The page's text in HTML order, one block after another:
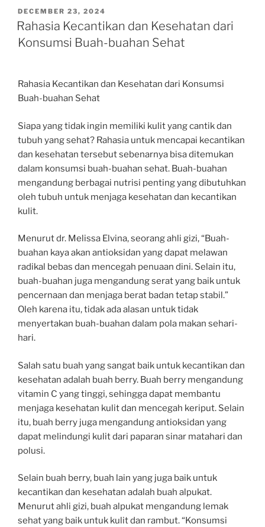
POSTED
ON
DECEMBER 23, 2024
Rahasia Kecantikan dan Kesehatan dari
Konsumsi Buah-buahan Sehat
Rahasia Kecantikan dan Kesehatan dari Konsumsi
Buah-buahan Sehat
Siapa yang tidak ingin memiliki kulit yang cantik dan
tubuh yang sehat? Rahasia untuk mencapai kecantikan
dan kesehatan tersebut sebenarnya bisa ditemukan
dalam konsumsi buah-buahan sehat. Buah-buahan
mengandung berbagai nutrisi penting yang dibutuhkan
oleh tubuh untuk menjaga kesehatan dan kecantikan
kulit.
Menurut dr. Melissa Elvina, seorang ahli gizi, “Buah-
buahan kaya akan antioksidan yang dapat melawan
radikal bebas dan mencegah penuaan dini. Selain itu,
buah-buahan juga mengandung serat yang baik untuk
pencernaan dan menjaga berat badan tetap stabil.”
Oleh karena itu, tidak ada alasan untuk tidak
menyertakan buah-buahan dalam pola makan sehari-
hari.
Salah satu buah yang sangat baik untuk kecantikan dan
kesehatan adalah buah berry. Buah berry mengandung
vitamin C yang tinggi, sehingga dapat membantu
menjaga kesehatan kulit dan mencegah keriput. Selain
itu, buah berry juga mengandung antioksidan yang
dapat melindungi kulit dari paparan sinar matahari dan
polusi.
Selain buah berry, buah lain yang juga baik untuk
kecantikan dan kesehatan adalah buah alpukat.
Menurut ahli gizi, buah alpukat mengandung lemak
sehat yang baik untuk kulit dan rambut. “Konsumsi